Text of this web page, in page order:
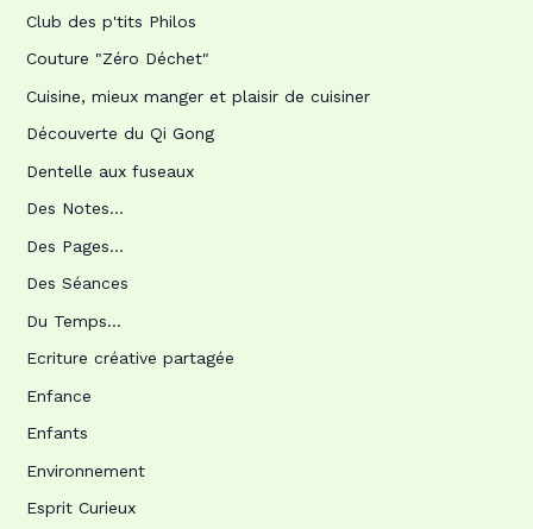
Club des p'tits Philos
Couture "Zéro Déchet"
Cuisine, mieux manger et plaisir de cuisiner
Découverte du Qi Gong
Dentelle aux fuseaux
Des Notes…
Des Pages…
Des Séances
Du Temps…
Ecriture créative partagée
Enfance
Enfants
Environnement
Esprit Curieux